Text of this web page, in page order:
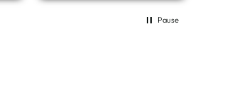
Pause